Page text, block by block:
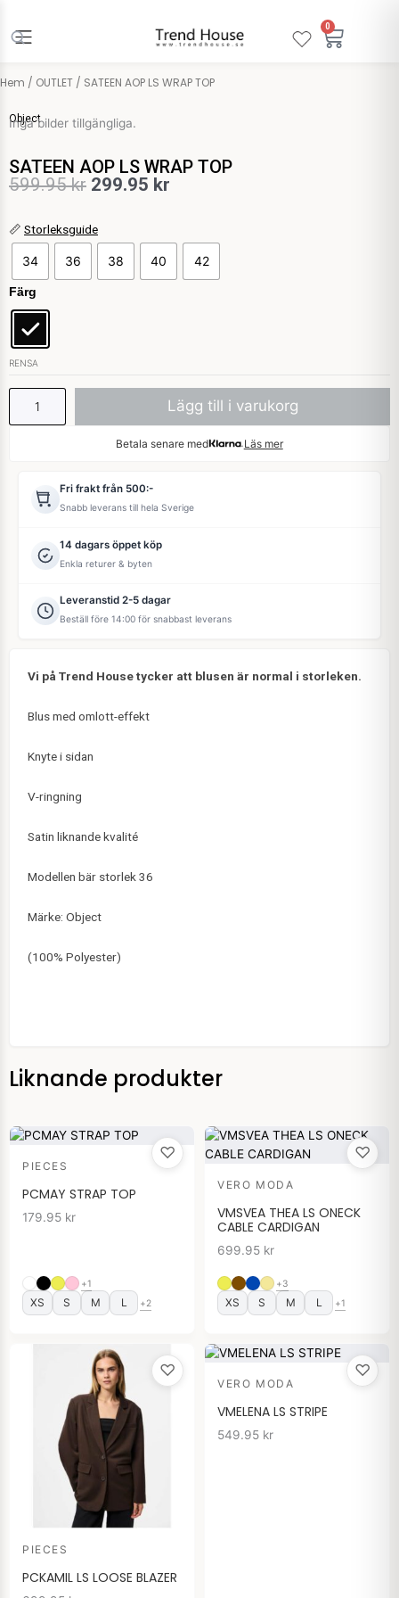
innehåll
0
Hem / OUTLET / SATEEN AOP LS WRAP TOP
Object
Inga bilder tillgängliga.
SATEEN AOP LS WRAP TOP
599.95kr Det
priset
var:
299.95 kr
priset
📏 Storleksguide
34 36 38 40 42
Färg
RENSA
SATEEN
AOP
WRAP
TOP
mängd
Lägg till i varukorg
Betala senare med Läs mer
Fri frakt från 500:-
Snabb leverans till hela Sverige
14 dagars öppet köp
Enkla returer & byten
Leveranstid 2-5 dagar
Beställ före 14:00 för snabbast leverans
Vi på Trend House tycker att blusen är normal i storleken.
Blus med omlott-effekt
Knyte i sidan
V-ringning
Satin liknande kvalité
Modellen bär storlek 36
Märke: Object
(100% Polyester)
Liknande produkter
♡
PIECES
PCMAY STRAP TOP
179.95 kr
+1
XS S M L +2
♡
VERO MODA
VMSVEA THEA LS ONECK
CABLE CARDIGAN
699.95 kr
+3
XS S M L +1
♡
PIECES
PCKAMIL LS LOOSE BLAZER
♡
VERO MODA
VMELENA LS STRIPE
549.95 kr